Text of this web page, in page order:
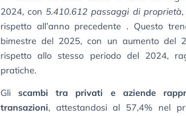
2024, con 5.410.612 passaggi di proprietà
rispetto all’anno precedente . Questo
bimestre del 2025, con un aumento del
rispetto allo stesso periodo del 2024,
pratiche.
Gli scambi tra privati e aziende
transazioni, attestandosi al 57,4% nel